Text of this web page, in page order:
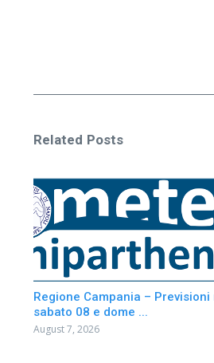
Related Posts
Regione Campania –
sabato 08 e dome ...
August 7, 2026